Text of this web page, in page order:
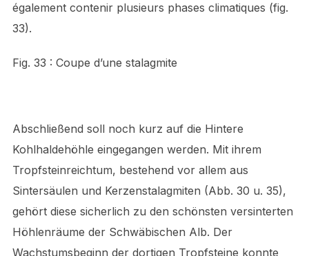
également contenir plusieurs phases climatiques (fig.
33).
Fig. 33 : Coupe d’une stalagmite
Abschließend soll noch kurz auf die Hintere
Kohlhaldehöhle eingegangen werden. Mit ihrem
Tropfsteinreichtum, bestehend vor allem aus
Sintersäulen und Kerzenstalagmiten (Abb. 30 u. 35),
gehört diese sicherlich zu den schönsten versinterten
Höhlenräume der Schwäbischen Alb. Der
Wachstumsbeginn der dortigen Tropfsteine konnte